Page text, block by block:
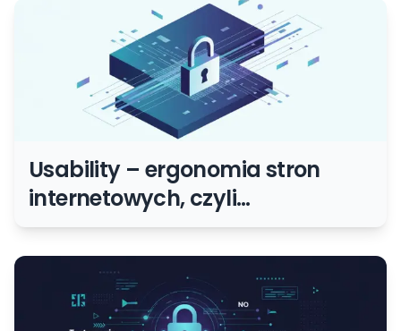
Usability – ergonomia stron
internetowych, czyli
projektowanie pod użytkownika